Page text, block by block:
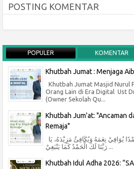
POSTING KOMENTAR
POPULER KOMENTAR
Khutbah Jumat : Menjaga
Khutbah Jumat Masjid Nurul
Orang Lain di Era Digital Ust
(Owner Sekolah Qu...
Khutbah Jum'at: "Ancaman
Remaja"
رَبَّنَا لَكَ الْحَمْدُ كَمَا يَنْبَغِيْ ...
Khutbah Idul Adha 2026: